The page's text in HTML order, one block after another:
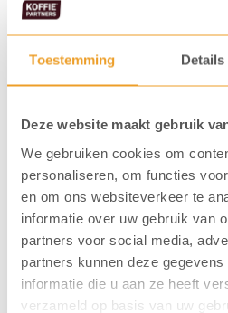
Toestemming Details
Deze website maakt gebruik
We gebruiken cookies om
personaliseren, om functies
en om ons websiteverkeer te
informatie over uw gebruik van
partners voor social media,
partners kunnen deze
informatie die u aan ze heeft
verzameld op basis van uw
Koffiemachine
kopen?
Ruime keuze uit
van A-merken!
Kies jouw nieuwe
geniet dag in, dag uit van een
de zaak. Wij bieden met onze